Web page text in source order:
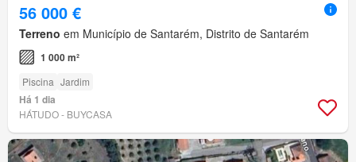
56 000 €
Terreno em Município de Santarém, Distrito de Santarém
1 000 m²
Piscina Jardim
Há 1 dia
HÁTUDO - BUYCASA